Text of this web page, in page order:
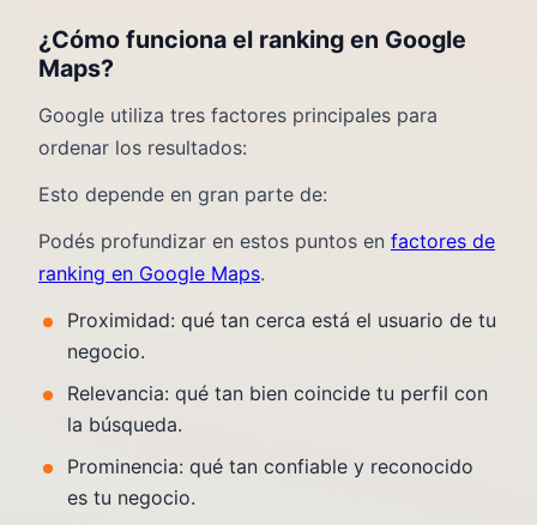
¿Cómo funciona el ranking en Google
Maps?
Google utiliza tres factores principales para
ordenar los resultados:
Esto depende en gran parte de:
Podés profundizar en estos puntos en factores de
ranking en Google Maps.
Proximidad: qué tan cerca está el usuario de tu
negocio.
Relevancia: qué tan bien coincide tu perfil con
la búsqueda.
Prominencia: qué tan confiable y reconocido
es tu negocio.